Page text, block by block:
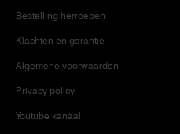
Bestelling herroepen
Klachten en garantie
Algemene voorwaarden
Privacy policy
Youtube kanaal